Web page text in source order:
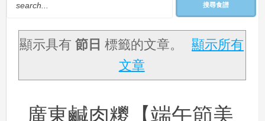
搜尋食譜
顯示具有節日 標籤的文章。
顯示所有
文章
廣東鹹肉糭【端午節美